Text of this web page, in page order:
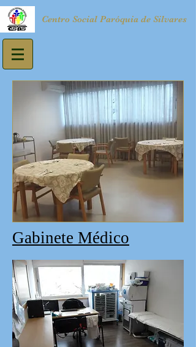
Centro Social Paróquia de Silvares
Gabinete Médico